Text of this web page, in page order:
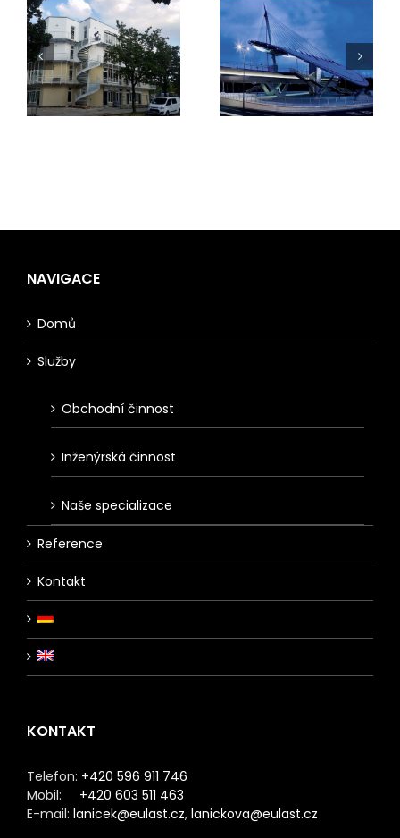
NAVIGACE
Domů
Služby
Obchodní činnost
Inženýrská činnost
Naše specializace
Reference
Kontakt
KONTAKT
Telefon: +420 596 911 746
Mobil: +420 603 511 463
E-mail: lanicek@eulast.cz, lanickova@eulast.cz